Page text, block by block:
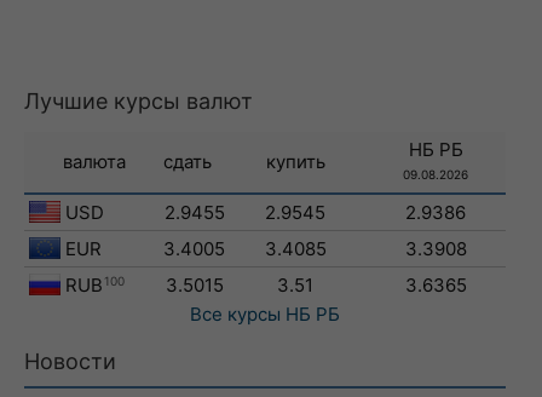
Лучшие курсы валют
валюта сдать купить
НБ РБ
09.08.2026
USD 2.9455 2.9545
2.9386
EUR
3.4005 3.4085
3.3908
RUB 100 3.5015 3.51
3.6365
Все курсы НБ РБ
Новости